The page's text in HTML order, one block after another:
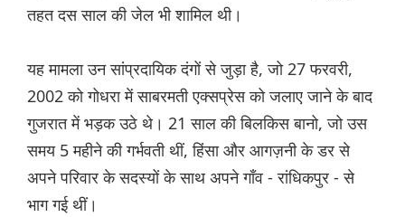
तहत दस साल की जेल भी शामिल थी।
यह मामला उन सांप्रदायिक दंगों से जुड़ा है, जो 27 फरवरी,
2002 को गोधरा में साबरमती एक्सप्रेस को जलाए जाने के बाद
गुजरात में भड़क उठे थे। 21 साल की बिलकिस बानो, जो उस
समय 5 महीने की गर्भवती थीं, हिंसा और आगज़नी के डर से
अपने परिवार के सदस्यों के साथ अपने गाँव - रांधिकपुर - से
भाग गई थीं।